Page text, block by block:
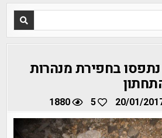
בחפירת מנהרות
5
1880